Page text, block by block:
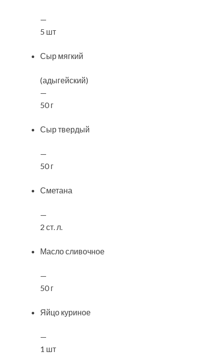
—
5 шт
Сыр мягкий
(адыгейский)
—
50 г
Сыр твердый
—
50 г
Сметана
—
2 ст. л.
Масло сливочное
—
50 г
Яйцо куриное
—
1 шт